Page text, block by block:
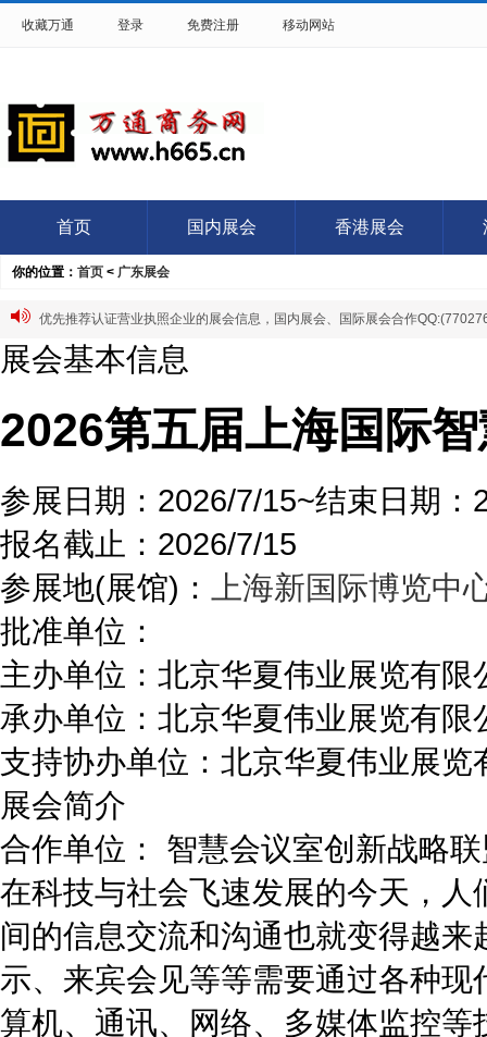
收藏万通 登录 免费注册 移动网站
首页 国内展会 香港展会
你的位置： 首页 < 广东展会
优先推荐认证营业执照企业的展会信息，国内展会、国际展会合作
展会基本信息
2026第五届上海国际
参展日期： 2026/7/15~结束日期：
报名截止： 2026/7/15
参展地(展馆)：
上海新国际博览中
批准单位：
主办单位： 北京华夏伟业展览有限
承办单位： 北京华夏伟业展览有限
支持协办单位： 北京华夏伟业展览
展会简介
合作单位： 智慧会议室创新战略
在科技与社会飞速发展的今天，
间的信息交流和沟通也就变得越
示、来宾会见等等需要通过各种
算机、通讯、网络、多媒体监控